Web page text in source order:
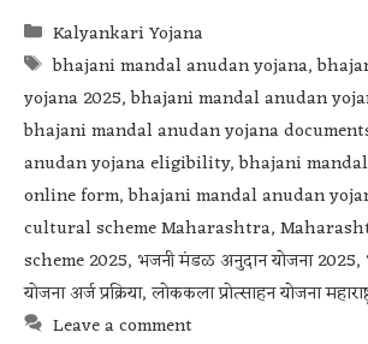
Kalyankari Yojana
bhajani mandal anudan yojana,
yojana 2025,bhajani mandal anudan
bhajani mandal anudan yojana
anudan yojana eligibility,bhajani
online form,bhajani mandal anudan
cultural scheme Maharashtra,
scheme 2025, भजनी मंडळ अनुदान योजना 2025,
योजना अर्ज प्रक्रिया,लोककला प्रोत्साहन योजना
Leave a comment